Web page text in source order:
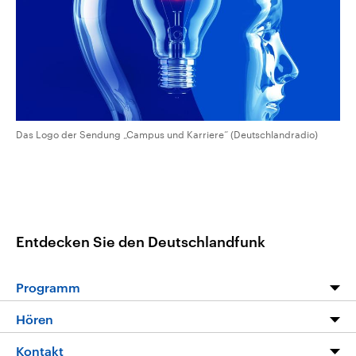
CDU, SPD und FDP regiert.-
Umfragen, Prognosen,
Wahlprogramme, aktuelle Berichte
und Hintergründe zu den Parteien
und Kandidaten der anstehenden
aktuelle Weltgeschehen.
Sendungen Programm Podcasts
Audio-Archiv
Das Logo der Sendung „Campus und Karriere“ (Deutschlandradio)
Entdecken Sie den Deutschlandfunk
Programm
Programm
Hören
Livestream
Kontakt